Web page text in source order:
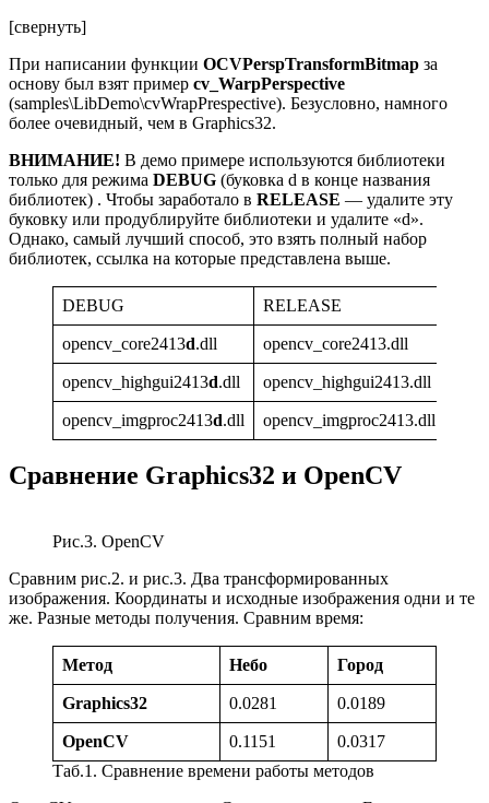
[свернуть]
При написании функции OCVPerspTransformBitmap за
основу был взят пример cv_WarpPerspective
(samples\LibDemo\cvWrapPrespective). Безусловно, намного
более очевидный, чем в Graphics32.
ВНИМАНИЕ! В демо примере используются библиотеки
только для режима DEBUG (буковка d в конце названия
библиотек) . Чтобы заработало в RELEASE — удалите эту
буковку или продублируйте библиотеки и удалите «d».
Однако, самый лучший способ, это взять полный набор
библиотек, ссылка на которые представлена выше.
DEBUG RELEASE
opencv_core2413d.dll opencv_core2413.dll
opencv_highgui2413d.dll opencv_highgui2413.dll
opencv_imgproc2413d.dll opencv_imgproc2413.dll
Сравнение Graphics32 и OpenCV
Рис.3. OpenCV
Сравним рис.2. и рис.3. Два трансформированных
изображения. Координаты и исходные изображения одни и те
же. Разные методы получения. Сравним время:
Метод Небо Город
Graphics32 0.0281 0.0189
OpenCV 0.1151
0.0317
Таб.1. Сравнение времени работы методов